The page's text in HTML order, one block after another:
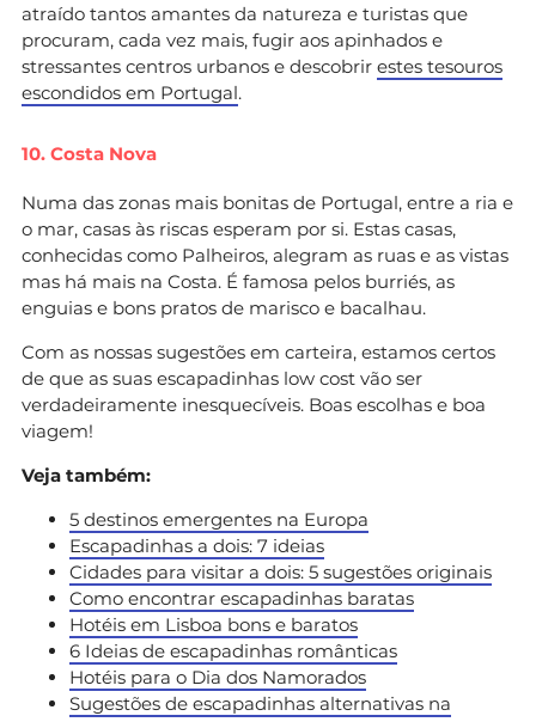
atraído tantos amantes da natureza e turistas que
procuram, cada vez mais, fugir aos apinhados e
stressantes centros urbanos e descobrir estes tesouros
escondidos em Portugal.
10. Costa Nova
Numa das zonas mais bonitas de Portugal, entre a ria e
o mar, casas às riscas esperam por si. Estas casas,
conhecidas como Palheiros, alegram as ruas e as vistas
mas há mais na Costa. É famosa pelos burriés, as
enguias e bons pratos de marisco e bacalhau.
Com as nossas sugestões em carteira, estamos certos
de que as suas escapadinhas low cost vão ser
verdadeiramente inesquecíveis. Boas escolhas e boa
viagem!
Veja também:
5 destinos emergentes na Europa
Escapadinhas a dois: 7 ideias
Cidades para visitar a dois: 5 sugestões originais
Como encontrar escapadinhas baratas
Hotéis em Lisboa bons e baratos
6 Ideias de escapadinhas românticas
Hotéis para o Dia dos Namorados
Sugestões de escapadinhas alternativas na